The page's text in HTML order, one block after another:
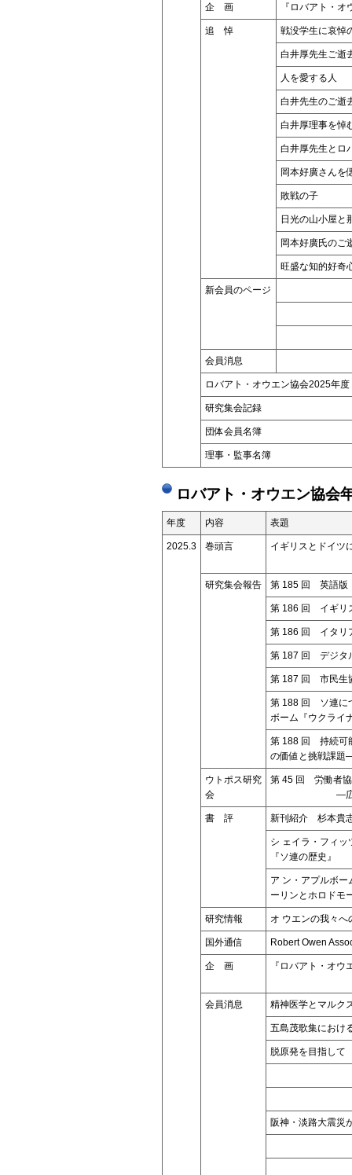
企 画 『ロバアト・
追 悼 戦没学生に哀悼
白井厚先生ご逝
人を愛する人
白井先生のご逝
白井厚理事を悼
白井厚先生とロ
岡本好廣さんを
敗戦の子
日光の山小屋と
岡本好廣氏のご
旺盛な知的好奇
新会員のページ
会員消息
ロバアト・オウエン協会2025年
研究集会記録
団体会員名簿
理事・監事名簿
ロバアト・オウエン協
年度 内容 表題
2025.3 巻頭言 イギリスとドイツ
研究集会報告 第 185 回 英語版
第 186 回 イギリ
第 186 回 イタリ
第 187 回 デジタ
第 187 回 市民生
第 188 回 ソ連に
ボーム『ウクライ
第 188 回 持続可
の価値と挑戦課
ウトポス研究
会
第 45 回 労働者協
―広島市協
書 評 新刊紹介 杉本貴
シ ェイラ・フィ
『ソ連の歴史』
ア ン・アプルボ
ーリンとホロドモ
研究情報 オ ウエンの我々
国外通信 Robert Owen
企 画 『ロバアト・オ
会員消息 精神医学とマルク
五島茂歌集におけ
脱原発を目指して
阪神・淡路大震災